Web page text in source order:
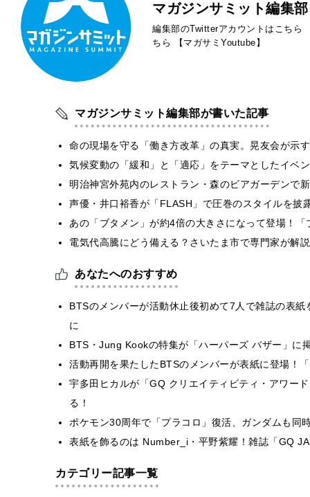
マガジンサミット編集部
編集部のTwitterアカウントはこちら
ちら
【マガサミYoutube】
マガジンサミット編集部が書いた記事
命の現場を守る「働き方改革」の真実。晃友会が示
気候変動の「緩和」と「適応」をテーマとしたイベ
明治神宮外苑内のレストラン・森のビアガーデンで
声優・井口裕香が「FLASH」で圧巻のスタイルを
あの「ブタメン」が約4倍の大きさになって登場！
電気代高騰にどう備える？さいたま市で専門家が解
あなたへのおすすめ
BTSのメンバーが活動休止後初めて7人で雑誌の表
に
BTS・Jung Kookの特集が「ハーパーズ バザー」に
活動再開を果たしたBTSのメンバーが表紙に登場！
宇多田ヒカルが「GQ クリエイティビティ・アワー
る！
ポケモン30周年で「プラコロ」復活、ガンダムも同
表紙を飾るのは Number_i・平野紫耀！雑誌「GQ
カテゴリー記事一覧